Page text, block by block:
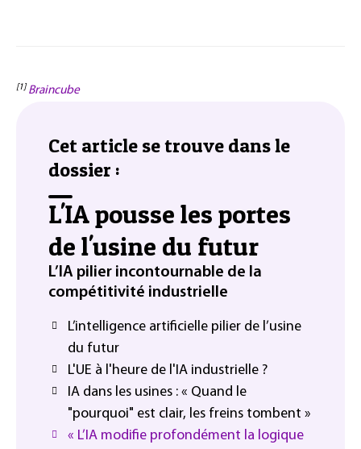
[1] Braincube
Cet article se trouve dans le
dossier :
L'IA pousse les portes
de l'usine du futur
L’IA pilier incontournable de la
compétitivité industrielle
L’intelligence artificielle pilier de l’usine
du futur
L'UE à l'heure de l'IA industrielle ?
IA dans les usines : « Quand le
"pourquoi" est clair, les freins tombent »
« L’IA modifie profondément la logique